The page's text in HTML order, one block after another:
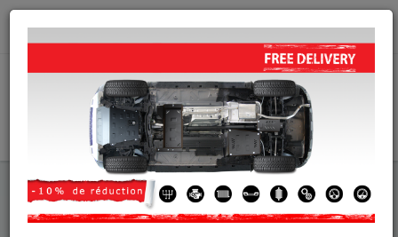
info@cachesousmoteur.fr
Cache Sous Moteur Opel
Cache Sous Moteur Opel Crossland X